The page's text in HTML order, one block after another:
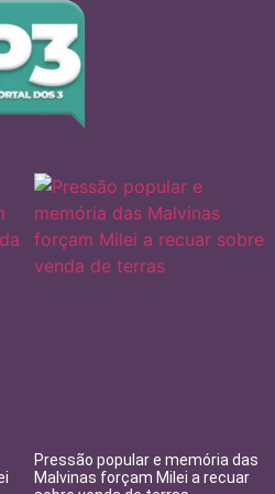
Pressão popular e memória das
Malvinas forçam Milei a recuar